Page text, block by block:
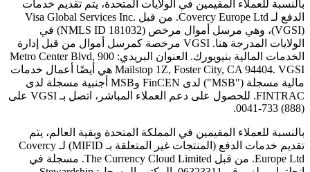
بالنسبة للعملاء المقيمين في الولايات المتحدة، يتم تقديم خدمات
الدفع لـ Covercy Europe Ltd. من قبل Visa Global Services Inc.
(VGSI)، وهي مرسل أموال مرخص (NMLS ID 181032) في
الولايات المدرجة هنا. VGSI مرخصة كمرسل أموال من قبل إدارة
الخدمات المالية بنيويورك. العنوان البريدي: 900 Metro Center Blvd,
Mailstop 1Z, Foster City, CA 94404. VGSI هي أيضًا أعمال خدمات
مالية مسجلة ("MSB") لدى FinCEN وMSB أجنبية مسجلة لدى
FINTRAC. للحصول على دعم العملاء المباشر، اتصل بـ VGSI على
(888) 733-0041.
بالنسبة للعملاء المقيمين في المملكة المتحدة وبقية العالم، يتم
تقديم خدمات الدفع (المنتجات غير المتعلقة بـ MIFID) لـ Covercy
Europe Ltd. من قبل The Currency Cloud Limited. مسجلة في